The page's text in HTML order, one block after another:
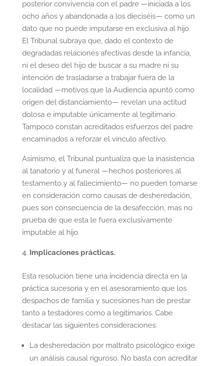
posterior convivencia con el padre —iniciada a los
ocho años y abandonada a los dieciséis— como un
dato que no puede imputarse en exclusiva al hijo.
El Tribunal subraya que, dado el contexto de
degradadas relaciones afectivas desde la infancia,
ni el deseo del hijo de buscar a su madre ni su
intención de trasladarse a trabajar fuera de la
localidad —motivos que la Audiencia apuntó como
origen del distanciamiento— revelan una actitud
dolosa e imputable únicamente al legitimario.
Tampoco constan acreditados esfuerzos del padre
encaminados a reforzar el vínculo afectivo.
Asimismo, el Tribunal puntualiza que la inasistencia
al tanatorio y al funeral —hechos posteriores al
testamento y al fallecimiento— no pueden tomarse
en consideración como causas de desheredación,
pues son consecuencia de la desafección, mas no
prueba de que esta le fuera exclusivamente
imputable al hijo.
Implicaciones prácticas.
Esta resolución tiene una incidencia directa en la
práctica sucesoria y en el asesoramiento que los
despachos de familia y sucesiones han de prestar
tanto a testadores como a legitimarios. Cabe
destacar las siguientes consideraciones:
La desheredación por maltrato psicológico exige
un análisis causal riguroso. No basta con acreditar